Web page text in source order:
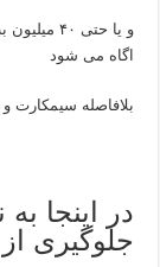
و یا حتی
اگاه می شود
بلافاصله سیمکارت
در اینجا
جلوگیری